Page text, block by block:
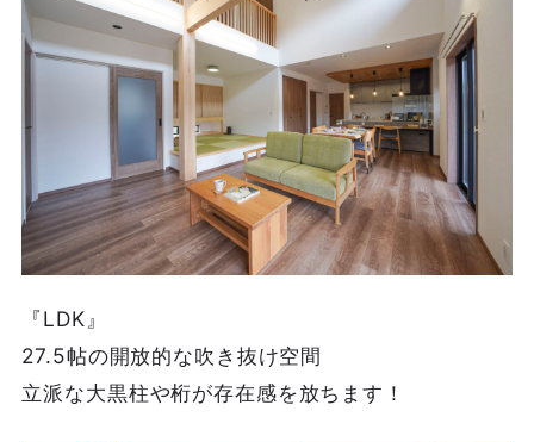
『LDK』
27.5帖の開放的な吹き抜け空間
立派な大黒柱や桁が存在感を放ちます！